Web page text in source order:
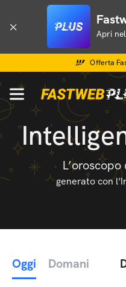
Apri
Offerta
generato con
Oggi Domani